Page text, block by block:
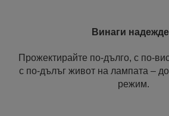
Винаги
Прожектирайте по-дълго, с по-
с по-дълъг живот на лампата –
режим.